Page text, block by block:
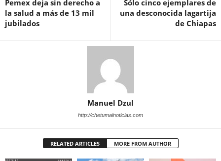
Pemex deja sin derecho a
la salud a más de 13 mil
jubilados
Sólo cinco ejemplares de
una desconocida lagartija
de Chiapas
Manuel Dzul
http://chetumalnoticias.com
RELATED ARTICLES MORE FROM AUTHOR